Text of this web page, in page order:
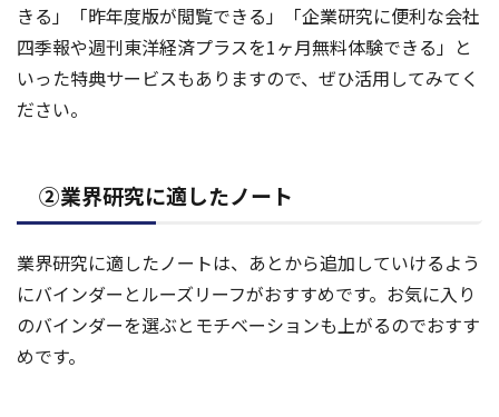
きる」「昨年度版が閲覧できる」「企業研究に便利な会社
四季報や週刊東洋経済プラスを1ヶ月無料体験できる」と
いった特典サービスもありますので、ぜひ活用してみてく
ださい。
②業界研究に適したノート
業界研究に適したノートは、あとから追加していけるよう
にバインダーとルーズリーフがおすすめです。お気に入り
のバインダーを選ぶとモチベーションも上がるのでおすす
めです。